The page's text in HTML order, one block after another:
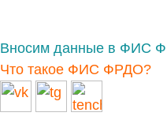
Вносим данные в ФИС
Что такое ФИС ФРДО?